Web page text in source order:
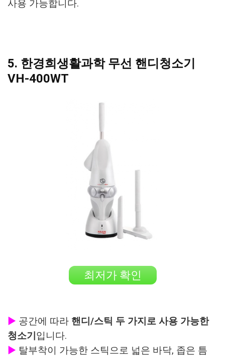
사용 가능합니다.
5. 한경희생활과학 무선 핸디청소기
VH-400WT
최저가 확인
▶ 공간에 따라 핸디/스틱 두 가지로 사용 가능한
청소기 입니다.
▶ 탈부착이 가능한 스틱으로 넓은 바닥, 좁은 틈